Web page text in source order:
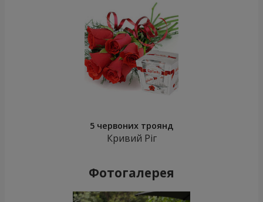
5 червоних троянд
Кривий Ріг
Фотогалерея